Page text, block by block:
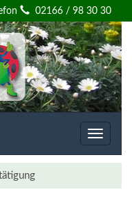
02166 / 98 30 30
Toggle